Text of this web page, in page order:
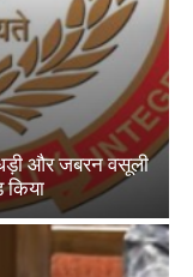
और जबरन वसूली